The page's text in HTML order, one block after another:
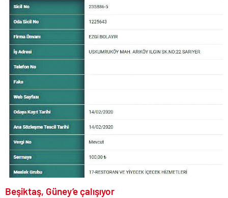
Beşiktaş, Güney’e çalışıyor